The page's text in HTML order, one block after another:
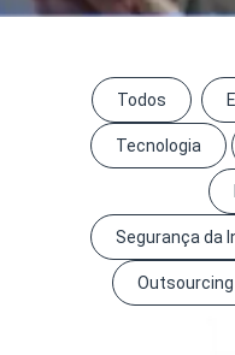
Todos
Tecnologia
Segurança da
Outsourcing